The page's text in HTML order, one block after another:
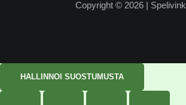
Copyright © 2026 |
HALLINNOI SUOSTUMUSTA